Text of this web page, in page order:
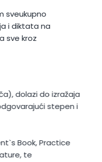
sveukupno
i diktata na
sve kroz
do izražaja
stepen i
Practice